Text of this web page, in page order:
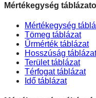
Mértékegység
Mértékegység
Tömeg táblázat
Űrmérték táblázat
Hosszúság táblázat
Terület táblázat
Térfogat táblázat
Idő táblázat